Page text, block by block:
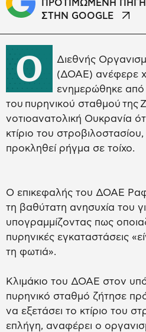
ΠΡΟΤΙΜΩΜΕΝΗ
ΣΤΗΝ GOOGLE
Ο
Διεθνής
(ΔΟΑΕ) ανέφερε
ενημερώθηκε από
του πυρηνικού σταθμού της
νοτιοανατολική Ουκρανία
κτίριο του
προκληθεί ρήγμα σε τοίχο.
Ο επικεφαλής του ΔΟΑΕ
τη βαθύτατη ανησυχία του
υπογραμμίζοντας πως
πυρηνικές εγκαταστάσεις
τη φωτιά».
Κλιμάκιο του ΔΟΑΕ στον
πυρηνικό σταθμό ζήτησε
να εξετάσει το κτίριο του
επλήγη, αναφέρει ο